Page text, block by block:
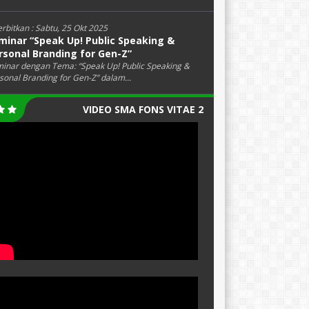
:Sabtu, 25 Okt 2025
“Speak Up! Public Speaking &
Branding for Gen-Z”
dengan Tema: “Speak Up! Public Speaking &
Branding for Gen-Z” dalam...
VIDEO SMA FONS VITAE 2